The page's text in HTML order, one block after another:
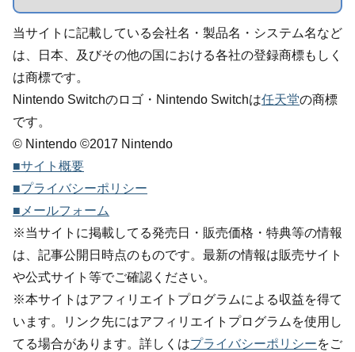
当サイトに記載している会社名・製品名・システム名など
は、日本、及びその他の国における各社の登録商標もしく
は商標です。
Nintendo Switchのロゴ・Nintendo Switchは任天堂の商標
です。
© Nintendo ©2017 Nintendo
■サイト概要
■プライバシーポリシー
■メールフォーム
※当サイトに掲載してる発売日・販売価格・特典等の情報
は、記事公開日時点のものです。最新の情報は販売サイト
や公式サイト等でご確認ください。
※本サイトはアフィリエイトプログラムによる収益を得て
います。リンク先にはアフィリエイトプログラムを使用し
てる場合があります。詳しくはプライバシーポリシーをご